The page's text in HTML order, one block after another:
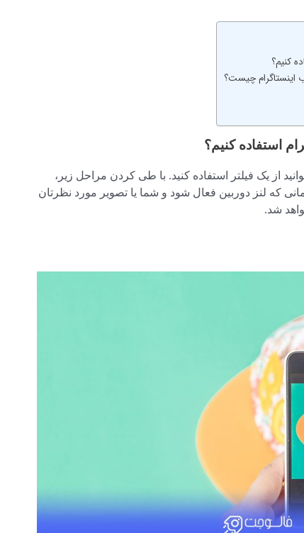
کنیم؟
اینستاگرام چیست؟
استفاده کنیم؟
از یک فیلتر استفاده کنید. با طی کردن مراحل زیر،
که لنز دوربین فعال شود و شما یا تصویر مورد نظرتان
شد.